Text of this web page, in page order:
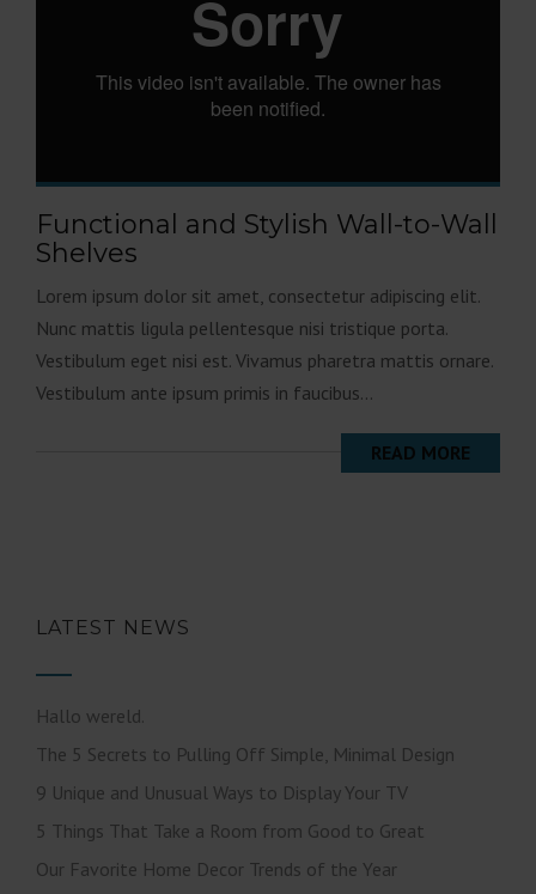
Functional and Stylish Wall-to-Wall
Shelves
Lorem ipsum dolor sit amet, consectetur adipiscing elit.
Nunc mattis ligula pellentesque nisi tristique porta.
Vestibulum eget nisi est. Vivamus pharetra mattis ornare.
Vestibulum ante ipsum primis in faucibus...
READ MORE
LATEST NEWS
Hallo wereld.
The 5 Secrets to Pulling Off Simple, Minimal Design
9 Unique and Unusual Ways to Display Your TV
5 Things That Take a Room from Good to Great
Our Favorite Home Decor Trends of the Year